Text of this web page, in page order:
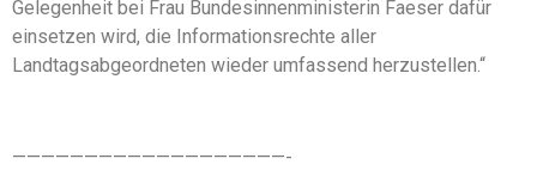
Gelegenheit bei Frau Bundesinnenministerin Faeser dafür
einsetzen wird, die Informationsrechte aller
Landtagsabgeordneten wieder umfassend herzustellen.“
———————————————————-